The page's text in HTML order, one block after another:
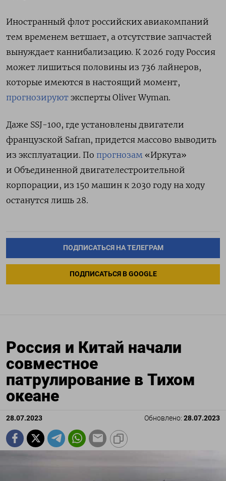
Иностранный флот российских авиакомпаний
тем временем ветшает, а отсутствие запчастей
вынуждает каннибализацию. К 2026 году Россия
может лишиться половины из 736 лайнеров,
которые имеются в настоящий момент,
прогнозируют эксперты Oliver Wyman.
Даже SSJ-100, где установлены двигатели
французской Safran, придется массово выводить
из эксплуатации. По прогнозам «Иркута»
и Объединенной двигателестроительной
корпорации, из 150 машин к 2030 году на ходу
останутся лишь 28.
ПОДПИСАТЬСЯ НА ТЕЛЕГРАМ
ПОДПИСАТЬСЯ В GOOGLE
Россия и Китай начали
совместное
патрулирование в Тихом
океане
28.07.2023 Обновлено: 28.07.2023